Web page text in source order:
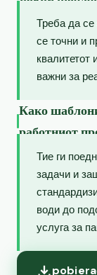
Треба да се
се точни и
квалитетот
важни за
Како
работниот
Тие ги
задачи и
води до
услуга за